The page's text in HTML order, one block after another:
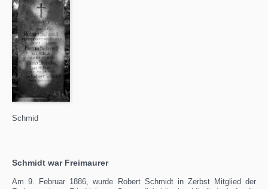
Schmid
Schmidt war Freimaurer
Am 9. Februar 1886, wurde Robert Schmidt in Zerbst Mitglied der